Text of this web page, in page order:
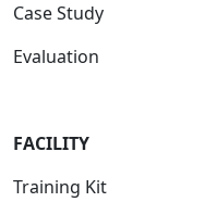
Case Study
Evaluation
FACILITY
Training Kit